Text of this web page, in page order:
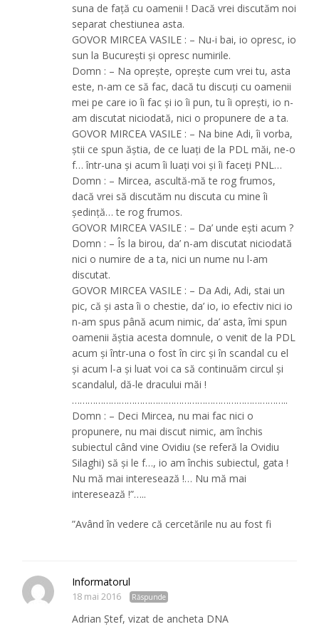
suna de faţă cu oamenii ! Dacă vrei discutăm noi
separat chestiunea asta.
GOVOR MIRCEA VASILE : – Nu-i bai, io opresc, io
sun la Bucureşti şi opresc numirile.
Domn : – Na opreşte, opreşte cum vrei tu, asta
este, n-am ce să fac, dacă tu discuţi cu oamenii
mei pe care io îi fac şi io îi pun, tu îi opreşti, io n-
am discutat niciodată, nici o propunere de a ta.
GOVOR MIRCEA VASILE : – Na bine Adi, îi vorba,
ştii ce spun ăştia, de ce luaţi de la PDL măi, ne-o
f… într-una şi acum îi luaţi voi şi îi faceţi PNL…
Domn : – Mircea, ascultă-mă te rog frumos,
dacă vrei să discutăm nu discuta cu mine îi
şedinţă… te rog frumos.
GOVOR MIRCEA VASILE : – Da’ unde eşti acum ?
Domn : – Îs la birou, da’ n-am discutat niciodată
nici o numire de a ta, nici un nume nu l-am
discutat.
GOVOR MIRCEA VASILE : – Da Adi, Adi, stai un
pic, că şi asta îi o chestie, da’ io, io efectiv nici io
n-am spus până acum nimic, da’ asta, îmi spun
oamenii ăştia acesta domnule, o venit de la PDL
acum şi într-una o fost în circ şi în scandal cu el
şi acum l-a şi luat voi ca să continuăm circul şi
scandalul, dă-le dracului măi !
………………………………………………………………………..
Domn : – Deci Mircea, nu mai fac nici o
propunere, nu mai discut nimic, am închis
subiectul când vine Ovidiu (se referă la Ovidiu
Silaghi) să şi le f…, io am închis subiectul, gata !
Nu mă mai interesează !… Nu mă mai
interesează !”…..
”Având în vedere că cercetările nu au fost fi
Informatorul
18 mai 2016 Răspunde
Adrian Ștef, vizat de ancheta DNA